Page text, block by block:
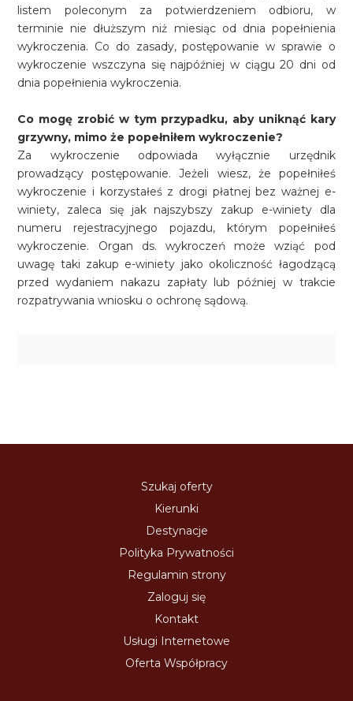
listem poleconym za potwierdzeniem odbioru, w
terminie nie dłuższym niż miesiąc od dnia popełnienia
wykroczenia. Co do zasady, postępowanie w sprawie o
wykroczenie wszczyna się najpóźniej w ciągu 20 dni od
dnia popełnienia wykroczenia.
Co mogę zrobić w tym przypadku, aby uniknąć kary
grzywny, mimo że popełniłem wykroczenie?
Za wykroczenie odpowiada wyłącznie urzędnik
prowadzący postępowanie. Jeżeli wiesz, że popełniłeś
wykroczenie i korzystałeś z drogi płatnej bez ważnej e-
winiety, zaleca się jak najszybszy zakup e-winiety dla
numeru rejestracyjnego pojazdu, którym popełniłeś
wykroczenie. Organ ds. wykroczeń może wziąć pod
uwagę taki zakup e-winiety jako okoliczność łagodzącą
przed wydaniem nakazu zapłaty lub później w trakcie
rozpatrywania wniosku o ochronę sądową.
Szukaj oferty
Kierunki
Destynacje
Polityka Prywatności
Regulamin strony
Zaloguj się
Kontakt
Usługi Internetowe
Oferta Współpracy